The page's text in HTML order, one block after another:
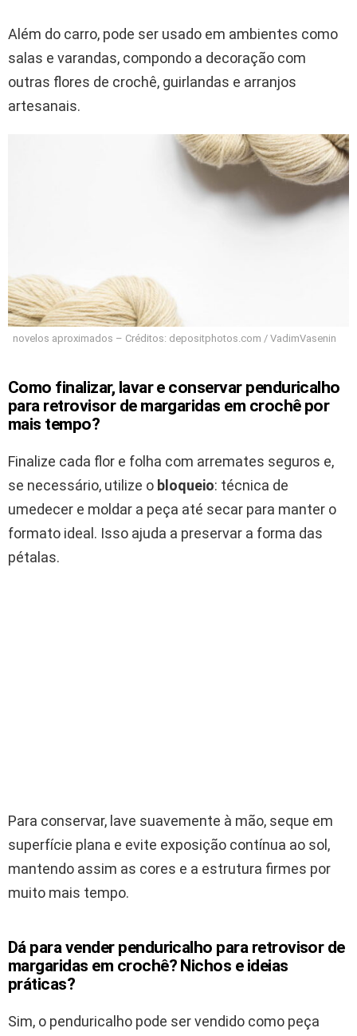
Além do carro, pode ser usado em ambientes como
salas e varandas, compondo a decoração com
outras flores de crochê, guirlandas e arranjos
artesanais.
novelos aproximados – Créditos: depositphotos.com / VadimVasenin
Como finalizar, lavar e conservar penduricalho
para retrovisor de margaridas em crochê por
mais tempo?
Finalize cada flor e folha com arremates seguros e,
se necessário, utilize o bloqueio: técnica de
umedecer e moldar a peça até secar para manter o
formato ideal. Isso ajuda a preservar a forma das
pétalas.
Para conservar, lave suavemente à mão, seque em
superfície plana e evite exposição contínua ao sol,
mantendo assim as cores e a estrutura firmes por
muito mais tempo.
Dá para vender penduricalho para retrovisor de
margaridas em crochê? Nichos e ideias
práticas?
Sim, o penduricalho pode ser vendido como peça